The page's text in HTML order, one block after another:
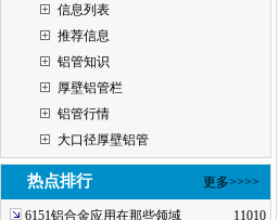
信息列表
推荐信息
铝管知识
厚壁铝管栏
铝管行情
大口径厚壁铝管
热点排行 更多>>>>
6151铝合金应用在那些领域
11010